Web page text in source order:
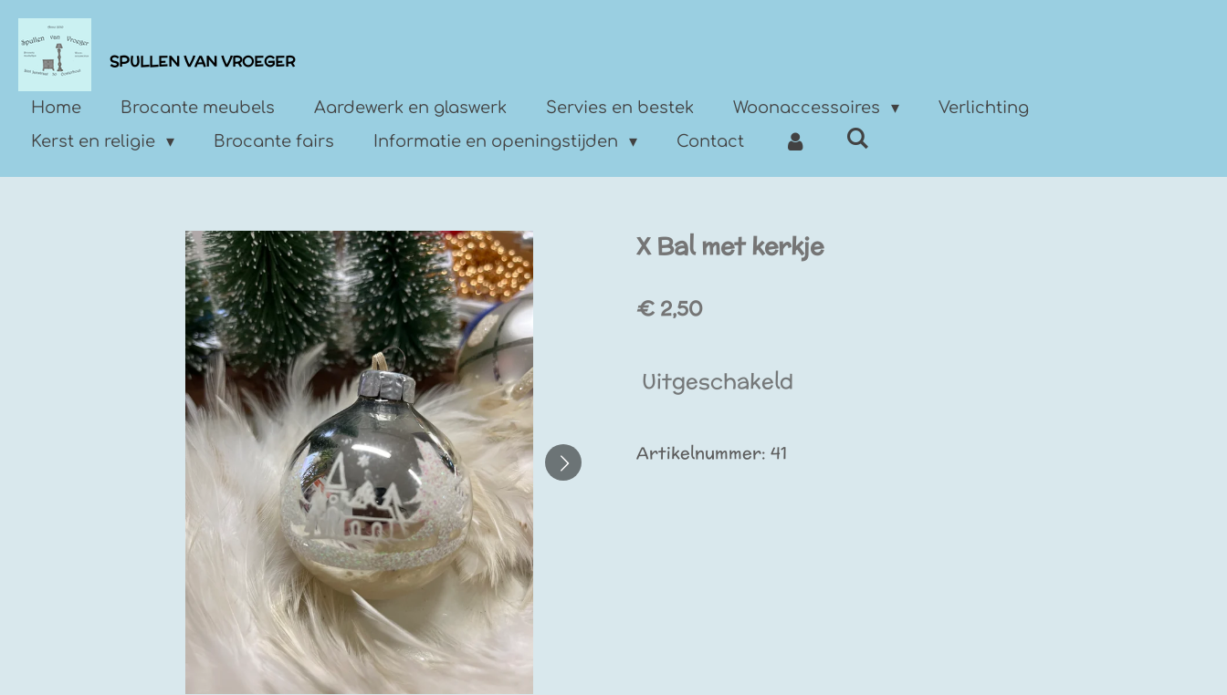
Ga
direct
naar
de
hoofdinhoud
SPULLEN VAN VROEGER
Home Brocante meubels Aardewerk en glaswerk Servies en bestek Woonaccessoires
Verlichting
Kerst en religie
Brocante fairs Informatie en openingstijden Contact
X Bal met kerkje
€ 2,50
Uitgeschakeld
Artikelnummer: 41